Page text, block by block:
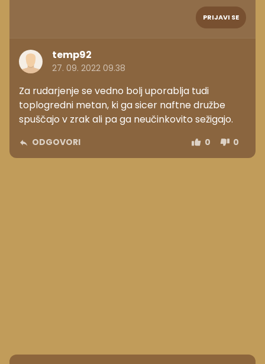
PRIJAVI SE
temp92
27. 09. 2022 09.38
Za rudarjenje se vedno bolj uporablja tudi
toplogredni metan, ki ga sicer naftne družbe
spuščajo v zrak ali pa ga neučinkovito sežigajo.
ODGOVORI 0 0